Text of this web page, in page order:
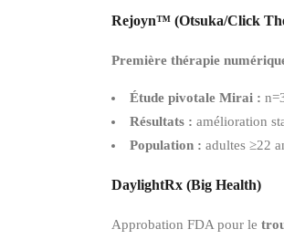
Rejoyn™ (Otsuka/Click
Première thérapie
Étude pivotale Mirai :
Résultats : amélioration
Population : adultes ≥22
DaylightRx (Big Health)
Approbation FDA pour le